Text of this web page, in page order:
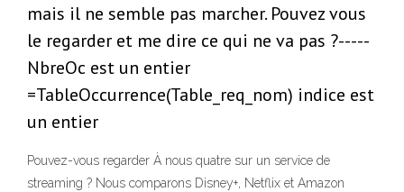
mais il ne semble pas marcher. Pouvez vous
le regarder et me dire ce qui ne va pas ?-----
NbreOc est un entier
=TableOccurrence(Table_req_nom) indice est
un entier
Pouvez-vous regarder À nous quatre sur un service de
streaming ? Nous comparons Disney+, Netflix et Amazon